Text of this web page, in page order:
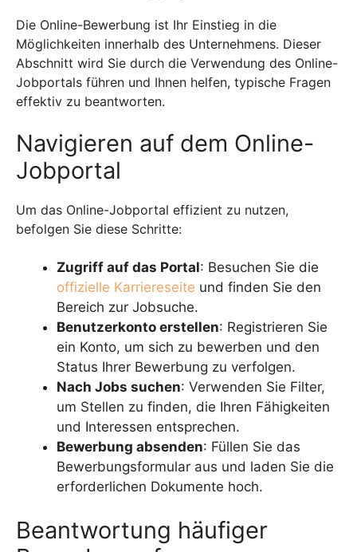
Die Online-Bewerbung ist Ihr Einstieg in die
Möglichkeiten innerhalb des Unternehmens. Dieser
Abschnitt wird Sie durch die Verwendung des Online-
Jobportals führen und Ihnen helfen, typische Fragen
effektiv zu beantworten.
Navigieren auf dem Online-
Jobportal
Um das Online-Jobportal effizient zu nutzen,
befolgen Sie diese Schritte:
Zugriff auf das Portal: Besuchen Sie die
offizielle Karriereseite und finden Sie den
Bereich zur Jobsuche.
Benutzerkonto erstellen: Registrieren Sie
ein Konto, um sich zu bewerben und den
Status Ihrer Bewerbung zu verfolgen.
Nach Jobs suchen: Verwenden Sie Filter,
um Stellen zu finden, die Ihren Fähigkeiten
und Interessen entsprechen.
Bewerbung absenden: Füllen Sie das
Bewerbungsformular aus und laden Sie die
erforderlichen Dokumente hoch.
Beantwortung häufiger